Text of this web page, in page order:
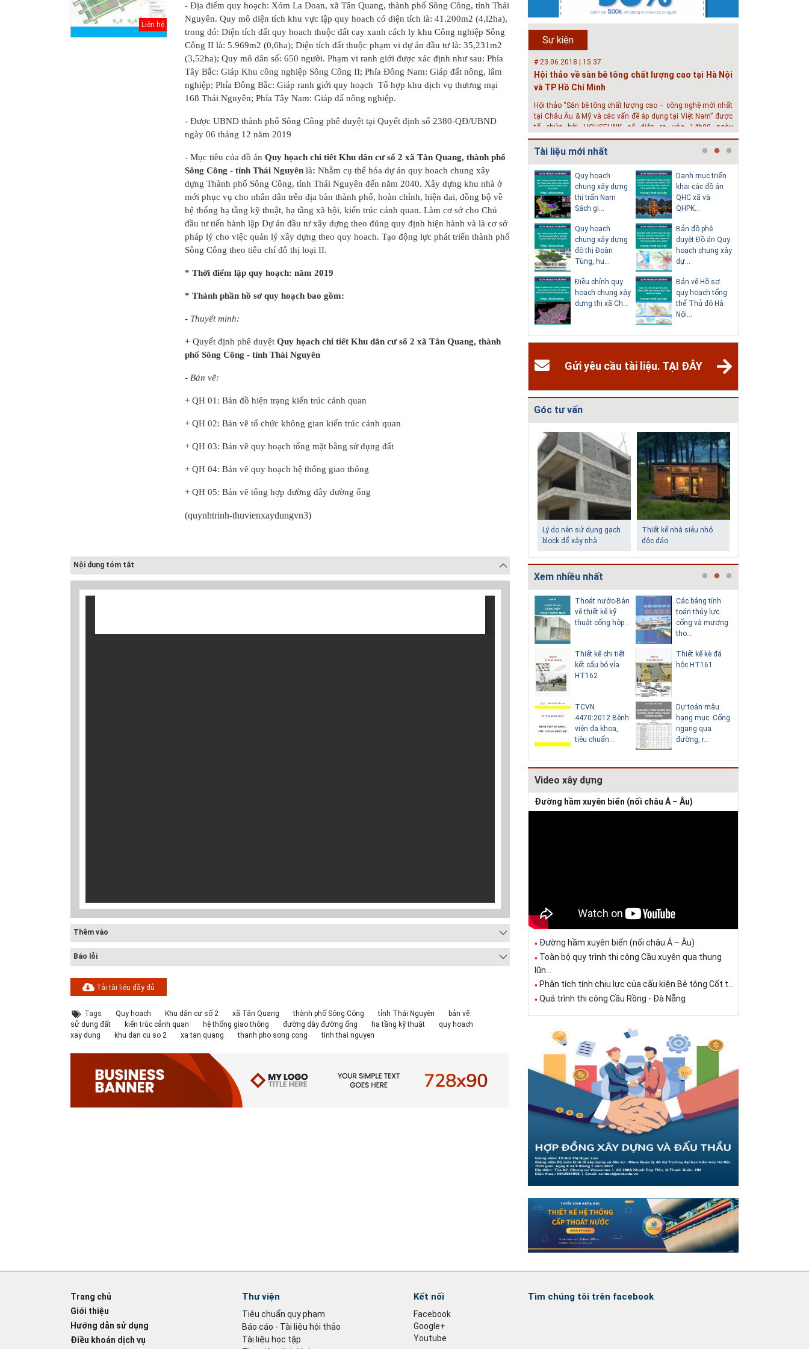
Liên hệ
- Địa điểm quy hoạch: Xóm La Doan, xã Tân Quang, thành phố Sông Công, tỉnh Thái
Nguyên. Quy mô diện tích khu vực lập quy hoach có diện tích là: 41.200m2 (4,l2ha),
trong đó: Diện tích đất quy hoach thuộc đất cay xanh cách ly khu Công nghiệp Sông
Công II là: 5.969m2 (0,6ha); Diện tích đất thuộc phạm vi dự án đầu tư là: 35,231m2
(3,52ha); Quy mô dân số: 650 người. Phạm vi ranh giới được xác định như sau: Phía
Tây Bắc: Giáp Khu công nghiệp Sông Công II; Phía Đông Nam: Giáp đất nông, lâm
nghiệp; Phía Đông Bắc: Giáp ranh giới quy hoạch Tổ hợp khu dịch vụ thương mại
168 Thái Nguyên; Phía Tây Nam: Giáp đấ nông nghiệp.
- Được UBND thành phố Sông Công phê duyệt tại Quyết định số 2380-QĐ/UBND
ngày 06 tháng 12 năm 2019
- Mục tiêu của đồ án Quy họach chi tiết Khu dân cư số 2 xã Tân Quang, thành phố
Sông Công - tỉnh Thái Nguyên là: Nhằm cụ thể hóa dự án quy hoach chung xây
dựng Thành phố Sông Công, tỉnh Thái Nguyên đến năm 2040. Xây dựng khu nhà ở
mới phục vụ cho nhân dân trên địa bàn thành phố, hoàn chỉnh, hiện đai, đồng bộ về
hệ thống hạ tầng kỹ thuật, hạ tầng xã hội, kiến trúc cảnh quan. Làm cơ sở cho Chủ
đầu tư tiến hành lập Dự án đầu tư xây dựng theo đúng quy định hiện hành và là cơ sở
pháp lý cho việc quản lý xây dựng theo quy hoach. Tạo động lực phát triển thành phố
Sông Công theo tiêu chí đô thị loại II.
* Thời điểm lập quy hoạch: năm 2019
* Thành phần hồ sơ quy hoạch bao gồm:
- Thuyết minh:
+ Quyết định phê duyệt Quy họach chi tiết Khu dân cư số 2 xã Tân Quang, thành
phố Sông Công - tỉnh Thái Nguyên
- Bản vẽ:
+ QH 01: Bản đồ hiện trạng kiến trúc cảnh quan
+ QH 02: Bản vẽ tổ chức không gian kiến trúc cảnh quan
+ QH 03: Bản vẽ quy hoạch tổng mặt bằng sử dụng đất
+ QH 04: Bản vẽ quy hoạch hệ thống giao thông
+ QH 05: Bản vẽ tổng hợp đường dây đường ống
(quynhtrinh-thuvienxaydungvn3)
Nội dung tóm tắt
Thêm vào
Báo lỗi
Tải tài liệu đầy đủ
Tags Quy họach Khu dân cư số 2 xã Tân Quang thành phố Sông Công tỉnh Thái Nguyên
bản vẽ
sử dụng đất
kiến trúc cảnh quan hệ thống giao thông đường dây đường ống hạ tầng kỹ thuật
quy hoach
xay dung
khu dan cu so 2 xa tan quang thanh pho song cong tinh thai nguyen
Sự kiện
Phát triển đô thị thông minh và bền vững đang là mục tiêu
của rất nhiều thành phố trên thế giới. Tại Việt Nam, đã có
gần 20 tỉnh, thành phố trên toàn quốc đang triển khai hoặc
khởi động các đề án về đô thị thông minh. Vi...
# 23.06.2018 | 15:37
Hội thảo về sàn bê tông chất lượng cao tại Hà Nội
và TP Hồ Chí Minh
Hội thảo “Sàn bê tông chất lượng cao – công nghệ mới nhất
tại Châu Âu & Mỹ và các vấn đề áp dụng tại Việt Nam” được
tổ chức bởi HOUSELINK sẽ diễn ra vào 14h00 ngày
26/06/2018 tại Khách sạn Pan Pacific, Hà Nội và ngày 28/...
# 04.03.2017 | 10:56
Độc đáo 3 địa danh thu nhỏ trong một homestay
giữa lòng Hà Nội
Ngoài các khách sạn và nhà nghỉ, nhiều du khách có xu
hướng tìm đến các homestay cho kỳ nghỉ của mình.
Tài liệu mới nhất
Thuyết minh Hồ
sơ quy hoạch
tổng thể Thủ đô
Văn bản pháp lý
của Hồ sơ quy
hoạch tổng thể...
hoạch chung
Dươn...
Điều chỉnh Quy
hoạch chung xây
dựng đô thị Ki...
Điều chỉnh Quy
hoạch chung
thành phố Hải
lý chất thải rắn
Quy hoạch xây
dựng vùng
huyện Nam Sách
đến nă...
Quy hoạch xây
dựng vùng
Quy hoạch xây
dựng vùng
huyện Cẩm
Giàng đến n...
Quy hoạch
chung xây dựng
Quy hoạch
chung xây dựng
thị trấn Nam
Sách gi...
Quy hoạch
chung xây dựng
đô thị Đoàn
Tùng, hu...
Điều chỉnh quy
hoạch chung xây
dựng thị xã Ch...
Danh mục triển
khai các đồ án
QHC xã và
QHPK...
Bản đồ phê
duyệt Đồ án Quy
hoạch chung xây
dự...
Bản vẽ Hồ sơ
quy hoạch tổng
thể Thủ đô Hà
Nội...
Gửi yêu cầu tài liệu. TẠI ĐÂY
Góc tư vấn
Giải pháp xử lý thấm
chân tường
Biệt thự phố có bể bơi
làm trung tâm
Những ngôi nhà một
tầng ít tiền vẫn đẹp
Lý do nên sử dụng gạch
block để xây nhà
Thiết kế nhà siêu nhỏ
độc đáo
Xem nhiều nhất
thải rắn –...
Thoát nước-Bản
vẽ thiết kế kỹ
thuật cống hộp...
Thiết kế chi tiết
kết cấu bó vỉa
HT162
TCVN
4470:2012 Bệnh
viện đa khoa,
tiêu chuẩn...
Các bảng tính
toán thủy lực
cống và mương
tho...
Thiết kế kè đá
hộc HT161
Dự toán mẫu
hạng mục: Cống
ngang qua
đường, r...
Video xây dựng
Đường hầm xuyên biển (nối châu Á – Âu)
Đường hầm xuyên biển (nối châu Á – Âu)
Toàn bộ quy trình thi công Cầu xuyên qua thung
lũn...
Phân tích tính chịu lực của cấu kiện Bê tông Cốt t...
Quá trình thi công Cầu Rồng - Đà Nẵng
Trang chủ
Giới thiệu
Hướng dẫn sử dụng
Điều khoản dịch vụ
Thư viện
Tiêu chuẩn quy phạm
Báo cáo - Tài liệu hội thảo
Tài liệu học tập
Kết nối
Facebook
Google+
Youtube
Tìm chúng tôi trên facebook